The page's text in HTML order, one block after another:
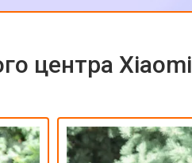
цен
центра Xiaomi